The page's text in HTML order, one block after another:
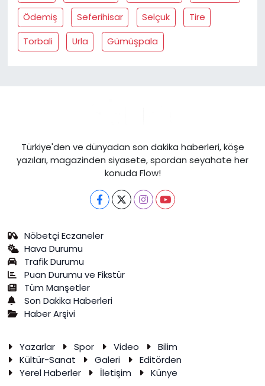
Ödemiş
Seferihisar Selçuk
Tire
Torbali
Urla Gümüşpala
Türkiye'den ve dünyadan son dakika haberleri, köşe
yazıları, magazinden siyasete, spordan seyahate her
konuda Flow!
Nöbetçi Eczaneler
Hava Durumu
Trafik Durumu
Puan Durumu ve Fikstür
Tüm Manşetler
Son Dakika Haberleri
Haber Arşivi
Yazarlar Spor Video
Bilim
Kültür-Sanat
Galeri
Editörden
Yerel Haberler
İletişim Künye